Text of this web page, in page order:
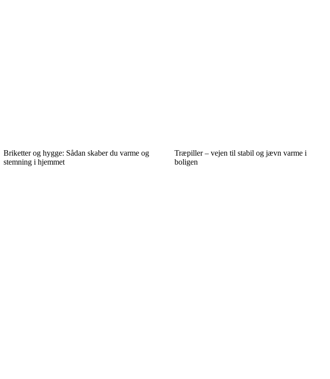
Briketter og hygge: Sådan skaber du varme og
stemning i hjemmet
Træpiller – vejen til stabil og jævn varme i
boligen